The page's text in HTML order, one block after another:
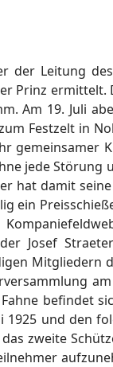
der Leitung
ermittelt.
Am 19. Juli
Festzelt in
gemeinsamer
jede Störung
hat damit
ein
Josef
Mitgliedern
befindet
und den
zweite